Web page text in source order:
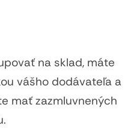
na sklad, máte
vášho dodávateľa a
mať zazmluvnených